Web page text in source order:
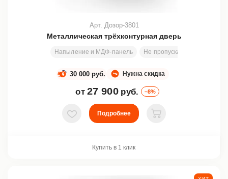
Металлическая трёхконтурная дверь
Напыление и МДФ-панель Не пропускает холод и шум
Арт. Дозор-3801
Нужна скидка
30 000 руб.
от 27 900 руб. –8%
В избранное
Подробнее
В корзину
Купить в 1 клик